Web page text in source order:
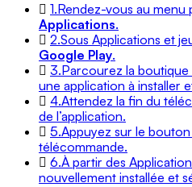
1.Rendez-vous au menu
Applications.
2.Sous Applications et
Google Play.
3.Parcourez la
une application à installer
4.Attendez la fin du
de l’application.
5.Appuyez sur le bouton
télécommande.
6.À partir des
nouvellement installée et